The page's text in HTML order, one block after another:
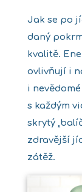
Jak se po
daný
kvalitě.
ovlivňují i
i
s každým
skrytý
zdravější
zátěž.